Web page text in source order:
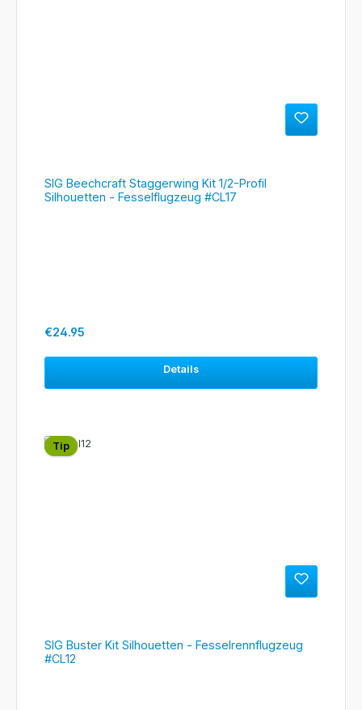
SIG Beechcraft Staggerwing Kit 1/2-Profil
Silhouetten - Fesselflugzeug #CL17
Regular price:
€24.95
Details
Tip
SIG Buster Kit Silhouetten - Fesselrennflugzeug
#CL12